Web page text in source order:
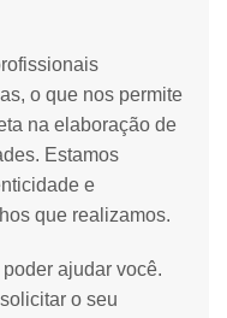
o que nos permite
na elaboração de
Estamos
e
que realizamos.
ajudar você.
o seu